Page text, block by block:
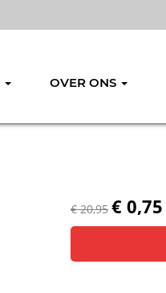
OVER ONS
€ 20,95 € 0,75